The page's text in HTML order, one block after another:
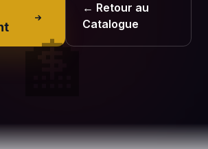
← Retour au
Catalogue
🏦